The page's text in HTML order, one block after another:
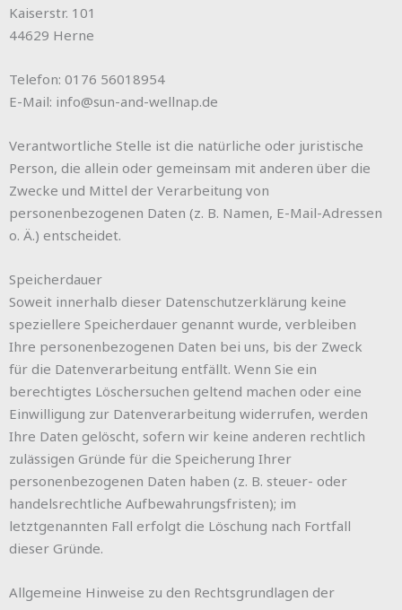
Kaiserstr. 101
44629 Herne
Telefon: 0176 56018954
E-Mail: info@sun-and-wellnap.de
Verantwortliche Stelle ist die natürliche oder juristische
Person, die allein oder gemeinsam mit anderen über die
Zwecke und Mittel der Verarbeitung von
personenbezogenen Daten (z. B. Namen, E-Mail-Adressen
o. Ä.) entscheidet.
Speicherdauer
Soweit innerhalb dieser Datenschutzerklärung keine
speziellere Speicherdauer genannt wurde, verbleiben
Ihre personenbezogenen Daten bei uns, bis der Zweck
für die Datenverarbeitung entfällt. Wenn Sie ein
berechtigtes Löschersuchen geltend machen oder eine
Einwilligung zur Datenverarbeitung widerrufen, werden
Ihre Daten gelöscht, sofern wir keine anderen rechtlich
zulässigen Gründe für die Speicherung Ihrer
personenbezogenen Daten haben (z. B. steuer- oder
handelsrechtliche Aufbewahrungsfristen); im
letztgenannten Fall erfolgt die Löschung nach Fortfall
dieser Gründe.
Allgemeine Hinweise zu den Rechtsgrundlagen der